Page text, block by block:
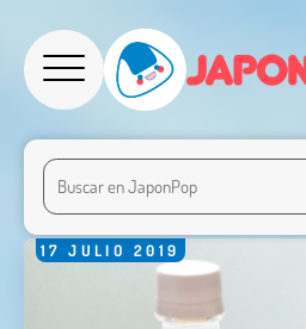
17 JULIO 2019